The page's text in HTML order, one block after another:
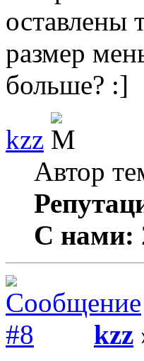
оставлены
размер
больше? :]
kzz
Автор
С нами:
kzz